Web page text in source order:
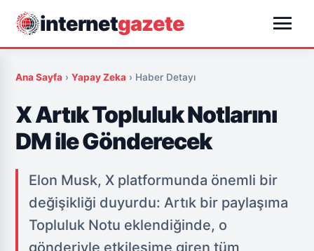
internetgazete menu
Ana Sayfa ›Yapay Zeka › Haber Detayı
X Artık Topluluk Notlarını
DM ile Gönderecek
Elon Musk, X platformunda önemli bir
değişikliği duyurdu: Artık bir paylaşıma
Topluluk Notu eklendiğinde, o
gönderiyle etkileşime giren tüm